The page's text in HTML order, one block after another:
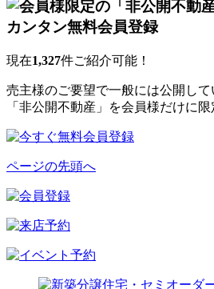
現在1,327件ご紹介可能！
売主様のご要望で一般には公開して
「非公開不動産」を会員様だけに限
ページの先頭へ